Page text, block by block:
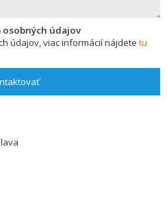
osobných údajov
údajov, viac informácií nájdete tu